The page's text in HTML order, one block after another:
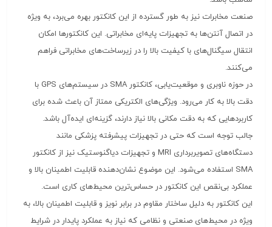
صنعت مخابرات نیز به طور گسترده از این کانکتور بهره می‌برد، به ویژه
در اتصال آنتن‌ها به تجهیزات پایه‌ای مخابراتی. این کانکتورها امکان
انتقال سیگنال‌های با کیفیت بالا را در زیرساخت‌های مخابراتی فراهم
می‌کنند.
در حوزه ناوبری و موقعیت‌یابی، کانکتور SMA در سیستم‌های GPS با
دقت بالا به کار می‌رود. ویژگی‌های الکتریکی ممتاز آن باعث شده برای
کاربردهایی که به دقت مکانی بالا نیاز دارند، گزینه‌ای ایده‌آل باشد.
جالب توجه است که حتی در تجهیزات پیشرفته پزشکی مانند
دستگاه‌های تصویربرداری MRI و تجهیزات دیاگنوستیک نیز از کانکتور
SMA استفاده می‌شود. این موضوع نشان‌دهنده قابلیت اطمینان بالا و
عملکرد بی‌نقص این کانکتور در حساس‌ترین محیط‌های کاری است.
این کانکتور به دلیل ساختار مقاوم در برابر نویز و قابلیت اطمینان بالا، به
ویژه در محیط‌های صنعتی و نظامی که نیاز به عملکرد پایدار در شرایط